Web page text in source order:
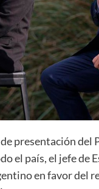
presentación del
el país, el jefe de
en favor del